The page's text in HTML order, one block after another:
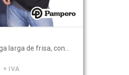
+ IVA